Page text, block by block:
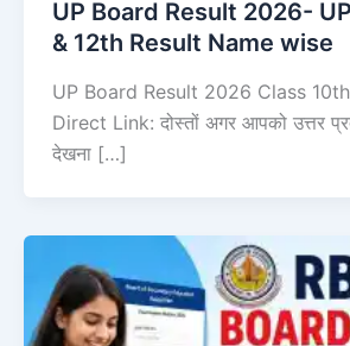
UP Board Result 2026-
& 12th Result Name wise
UP Board Result 2026 Class
Direct Link: दोस्तों अगर आपको उत्तर
देखना […]